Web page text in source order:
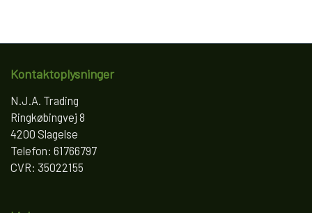
Kontaktoplysninger
N.J.A. Trading
Ringkøbingvej 8
4200 Slagelse
Telefon: 61766797
CVR: 35022155